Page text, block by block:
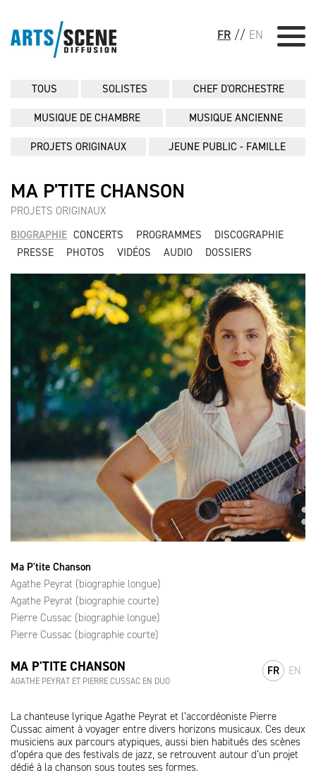
FR // EN
TOUS SOLISTES CHEF D'ORCHESTRE
MUSIQUE DE CHAMBRE MUSIQUE ANCIENNE
PROJETS ORIGINAUX JEUNE PUBLIC - FAMILLE
MA P'TITE CHANSON
PROJETS ORIGINAUX
BIOGRAPHIE CONCERTS PROGRAMMES
DISCOGRAPHIE
PRESSE
PHOTOS VIDÉOS AUDIO DOSSIERS
Ma P'tite Chanson
Agathe Peyrat (biographie longue)
Agathe Peyrat (biographie courte)
Pierre Cussac (biographie longue)
Pierre Cussac (biographie courte)
FR EN
MA P'TITE CHANSON
AGATHE PEYRAT ET PIERRE CUSSAC EN DUO
La chanteuse lyrique Agathe Peyrat et l’accordéoniste Pierre
Cussac aiment à voyager entre divers horizons musicaux. Ces deux
musiciens aux parcours atypiques, aussi bien habitués des scènes
d’opéra que des festivals de jazz, se retrouvent autour d’un projet
dédié à la chanson sous toutes ses formes.